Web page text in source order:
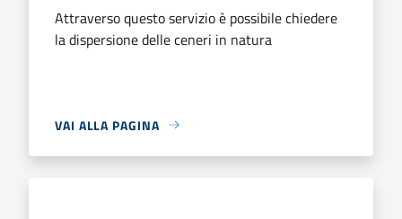
Attraverso questo servizio è possibile chiedere
la dispersione delle ceneri in natura
VAI ALLA PAGINA